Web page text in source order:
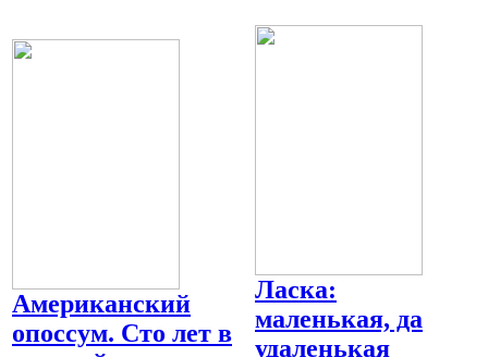
Американский
опоссум. Сто лет в
Ласка:
маленькая, да
удаленькая